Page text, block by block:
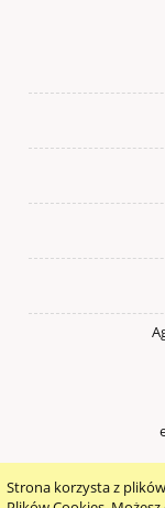
Strona korzysta z